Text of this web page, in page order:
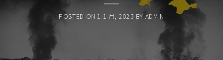
POSTED ON 1 1 月, 2023 BY ADMIN